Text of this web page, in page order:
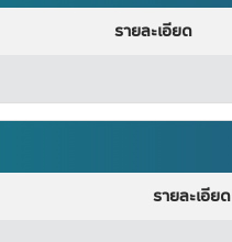
รายละเอียด
รายละเอียด